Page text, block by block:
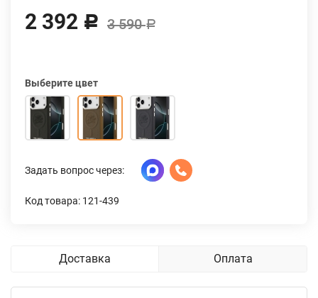
2 392 Р 3 590Р
Выберите цвет
Задать вопрос через:
Код товара: 121-439
Доставка Оплата